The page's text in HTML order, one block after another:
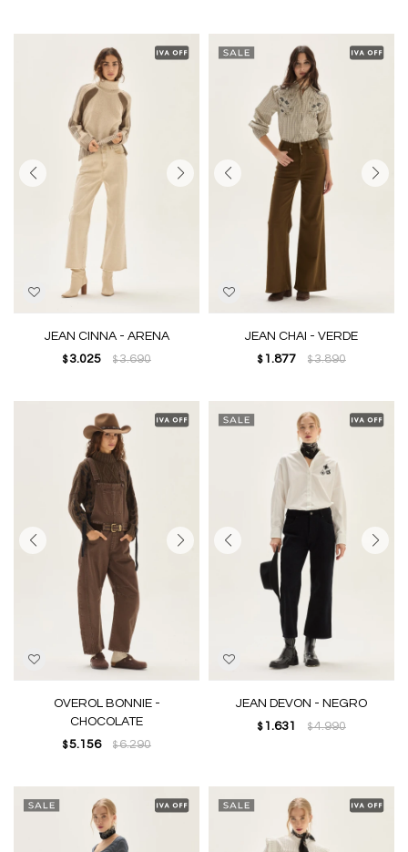
JEAN CINNA - ARENA
$ 3.025 $3.690
JEAN CHAI - VERDE
$ 1.877 $3.890
OVEROL BONNIE -
CHOCOLATE
$ 5.156 $6.290
JEAN DEVON - NEGRO
$ 1.631 $4.990